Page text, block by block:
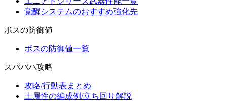
覚醒システムのおすすめ強化先
ボスの防御値
ボスの防御値一覧
スパバハ攻略
攻略/行動表まとめ
土属性の編成例/立ち回り解説